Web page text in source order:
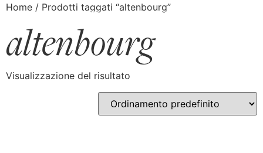
Home / Prodotti taggati “altenbourg”
altenbourg
Visualizzazione del risultato